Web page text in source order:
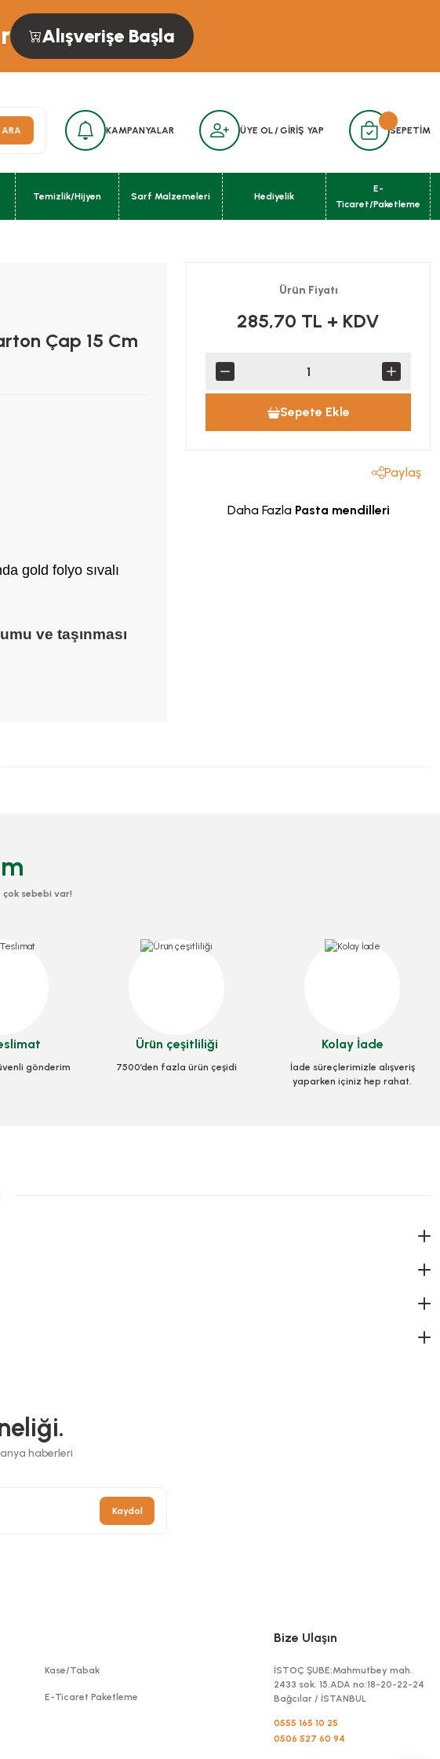
Alışverişe Başla
ARA KAMPANYALAR ÜYE OL /GİRİŞ YAP SEPETİM
Temizlik/Hijyen Sarf Malzemeleri Hediyelik
E-
Ticaret/Paketleme
Çap 15 Cm
gold folyo sıvalı
ve taşınması
Ürün Fiyatı
285,70 TL + KDV
Sepete Ekle
Paylaş
Daha Fazla Pasta mendilleri
Ekle Sepete Ekle
Pasta Altı Gold Mukavva Karton Çap 10 Cm 100 Adetli
135,04 TL
sebebi var!
gönderim
Ürün çeşitliliği
7500’den fazla ürün çeşidi
Kolay İade
İade süreçlerimizle alışveriş
yaparken içiniz hep rahat.
haberleri
Kaydol
Kase/Tabak
E-Ticaret Paketleme
Bize Ulaşın
İSTOÇ ŞUBE:Mahmutbey mah.
2433 sok. 15.ADA no:18-20-22-24
Bağcılar / İSTANBUL
0555 165 10 25
0506 527 60 94